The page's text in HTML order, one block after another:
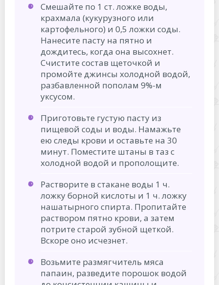
Смешайте по 1 ст. ложке воды,
крахмала (кукурузного или
картофельного) и 0,5 ложки соды.
Нанесите пасту на пятно и
дождитесь, когда она высохнет.
Счистите состав щеточкой и
промойте джинсы холодной водой,
разбавленной пополам 9%-м
уксусом.
Приготовьте густую пасту из
пищевой соды и воды. Намажьте
ею следы крови и оставьте на 30
минут. Поместите штаны в таз с
холодной водой и прополощите.
Растворите в стакане воды 1 ч.
ложку борной кислоты и 1 ч. ложку
нашатырного спирта. Пропитайте
раствором пятно крови, а затем
потрите старой зубной щеткой.
Вскоре оно исчезнет.
Возьмите размягчитель мяса
папаин, разведите порошок водой